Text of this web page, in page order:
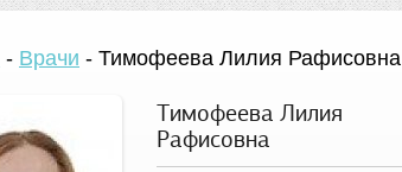
- Врачи - Тимофеева Лилия Рафисовна
Тимофеева Лилия
Рафисовна